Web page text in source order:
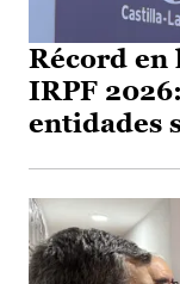
Récord en
IRPF
entidades